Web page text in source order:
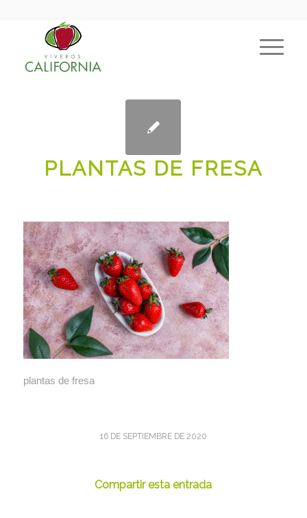
PLANTAS DE FRESA
plantas de fresa
16 DE SEPTIEMBRE DE 2020
Compartir esta entrada